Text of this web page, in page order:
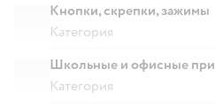
Кнопки, скрепки, зажимы
Категория
Школьные и офисные
Категория